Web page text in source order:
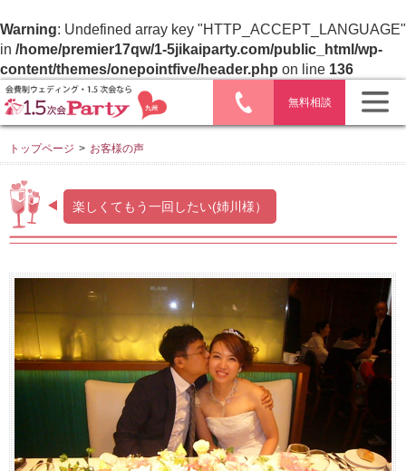
Warning: Undefined array key "HTTP_ACCEPT_LANGUAGE"
in /home/premier17qw/1-5jikaiparty.com/public_html/wp-
content/themes/onepointfive/header.php on line 136
無料相談
トップページ > お客様の声
楽しくてもう一回したい(姉川様）